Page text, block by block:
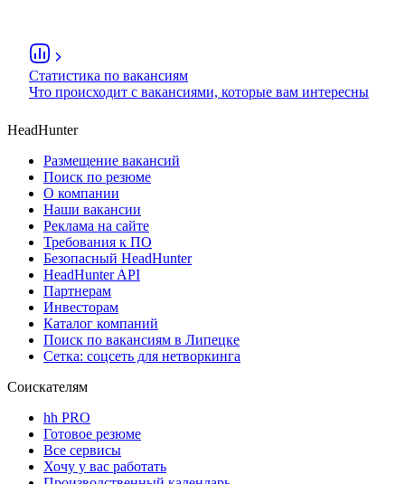
Статистика по вакансиям
Что происходит с вакансиями, которые вам интересны
HeadHunter
Размещение вакансий
Поиск по резюме
О компании
Наши вакансии
Реклама на сайте
Требования к ПО
Безопасный HeadHunter
HeadHunter API
Партнерам
Инвесторам
Каталог компаний
Поиск по вакансиям в Липецке
Сетка: соцсеть для нетворкинга
Соискателям
hh PRO
Готовое резюме
Все сервисы
Хочу у вас работать